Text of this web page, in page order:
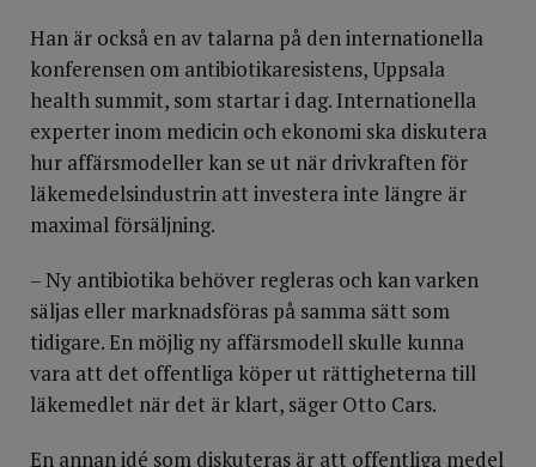
Han är också en av talarna på den internationella
konferensen om antibiotikaresistens, Uppsala
health summit, som startar i dag. Internationella
experter inom medicin och ekonomi ska diskutera
hur affärsmodeller kan se ut när drivkraften för
läkemedelsindustrin att investera inte längre är
maximal försäljning.
– Ny antibiotika behöver regleras och kan varken
säljas eller marknadsföras på samma sätt som
tidigare. En möjlig ny affärsmodell skulle kunna
vara att det offentliga köper ut rättigheterna till
läkemedlet när det är klart, säger Otto Cars.
En annan idé som diskuteras är att offentliga medel